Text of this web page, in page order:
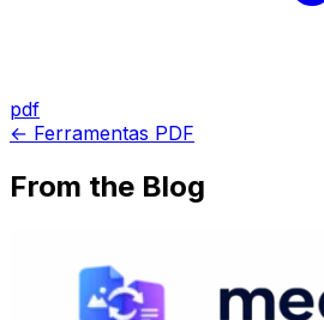
pdf
← Ferramentas PDF
From the Blog